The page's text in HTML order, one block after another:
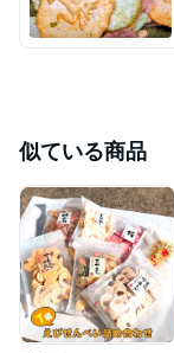
似ている商品